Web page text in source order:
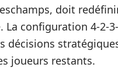
doit
configuration 4-2-
décisions
joueurs restants.